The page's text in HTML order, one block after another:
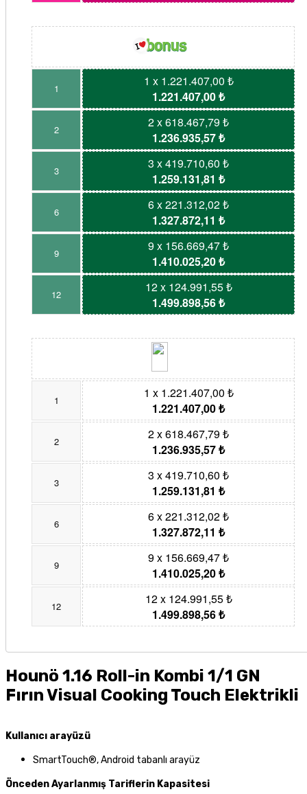
1
1 x 1.221.407,00 ₺
1.221.407,00 ₺
2
2 x 618.467,79 ₺
1.236.935,57 ₺
3
3 x 419.710,60 ₺
1.259.131,81 ₺
6
6 x 221.312,02 ₺
1.327.872,11 ₺
9
9 x 156.669,47 ₺
1.410.025,20 ₺
12
12 x 124.991,55 ₺
1.499.898,56 ₺
1
1 x 1.221.407,00 ₺
1.221.407,00 ₺
2
2 x 618.467,79 ₺
1.236.935,57 ₺
3
3 x 419.710,60 ₺
1.259.131,81 ₺
6
6 x 221.312,02 ₺
1.327.872,11 ₺
9
9 x 156.669,47 ₺
1.410.025,20 ₺
12
12 x 124.991,55 ₺
1.499.898,56 ₺
Hounö 1.16 Roll-in Kombi 1/1 GN
Fırın Visual Cooking Touch Elektrikli
Kullanıcı arayüzü
SmartTouch®, Android tabanlı arayüz
Önceden Ayarlanmış Tariflerin Kapasitesi